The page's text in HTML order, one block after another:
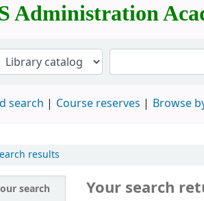
Administration
search Course reserves Browse
results
search Your search